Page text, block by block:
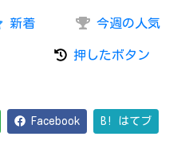
新着 今週の人気
押したボタン
Facebook B! はてブ